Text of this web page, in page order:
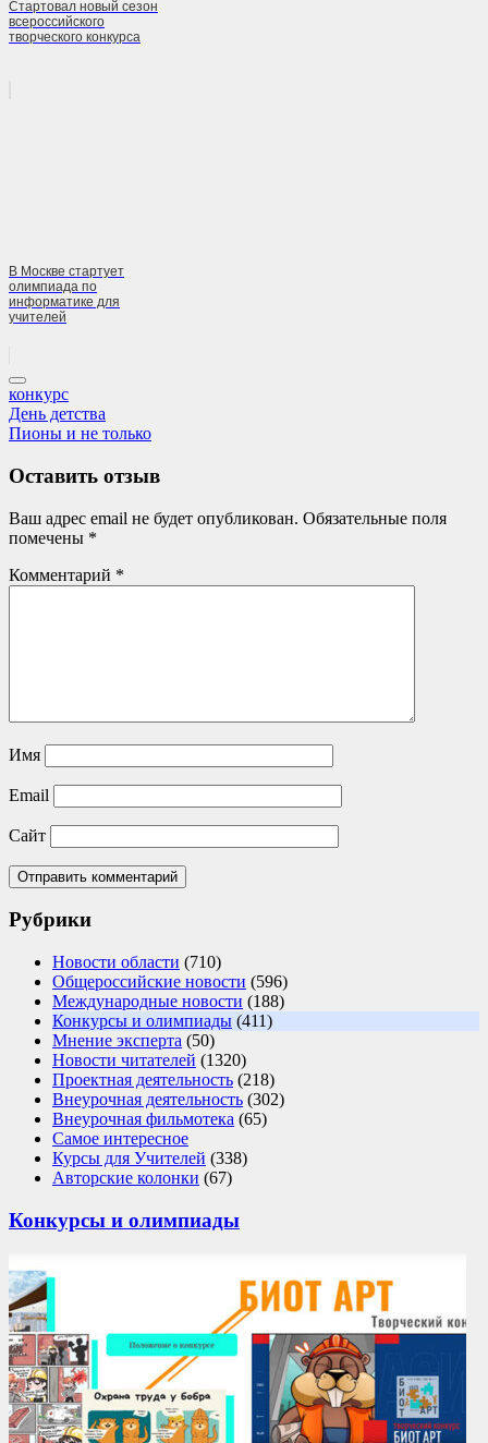
Стартовал новый сезон
всероссийского
творческого конкурса
В Москве стартует
олимпиада по
информатике для
учителей
конкурс
Навигация
по
записям
Previous
Post:
День детства
Next
Пионы и не только
Оставить отзыв
Ваш адрес email не будет опубликован. Обязательные поля
помечены *
Комментарий *
Имя
Email
Сайт
Рубрики
Новости области (710)
Общероссийские новости (596)
Международные новости (188)
Конкурсы и олимпиады (411)
Мнение эксперта (50)
Новости читателей (1320)
Проектная деятельность (218)
Внеурочная деятельность (302)
Внеурочная фильмотека (65)
Самое интересное
Курсы для Учителей (338)
Авторские колонки (67)
Конкурсы и олимпиады